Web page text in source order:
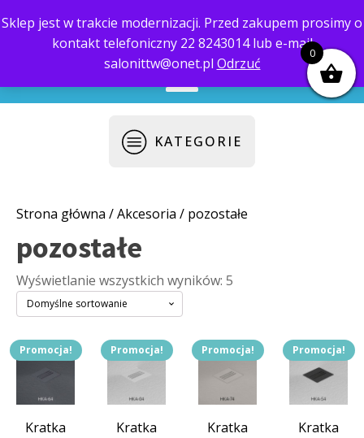
Sklep jest w trakcie modernizacji. Przed zakupem prosimy o
kontakt telefoniczny 22 8243014 lub e-mail
salonittw@onet.pl Odrzuć
biuro@saloni.pl 22 559-10-50
KATEGORIE
Strona główna /Akcesoria / pozostałe
pozostałe
Wyświetlanie wszystkich wyników: 5
Promocja!
Kratka
Promocja!
Kratka
Promocja!
Kratka
Promocja!
Kratka
0